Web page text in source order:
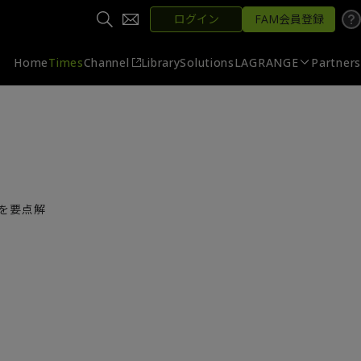
ログイン FAM会員登録
HomeTimesChannel LibrarySolutionsLAGRANGE Partners
要点解